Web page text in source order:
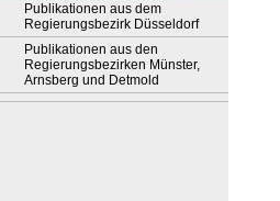
Publikationen aus dem
Regierungsbezirk Düsseldorf
Publikationen aus den
Regierungsbezirken Münster,
Arnsberg und Detmold